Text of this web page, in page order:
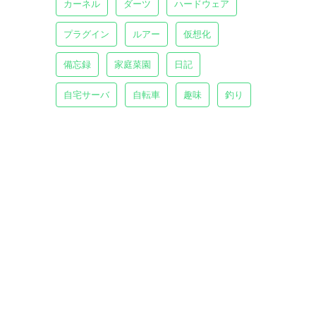
カーネル ダーツ ハードウェア
プラグイン ルアー 仮想化
備忘録 家庭菜園 日記
自宅サーバ 自転車 趣味 釣り